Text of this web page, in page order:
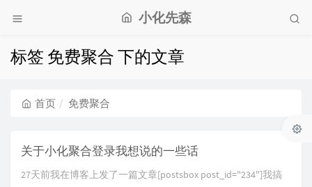
小化先森
标签 免费聚合 下的文章
首页 免费聚合
关于小化聚合登录我想说的一些话
27天前我在博客上发了一篇文章[postsbox post_id="234"]我搞